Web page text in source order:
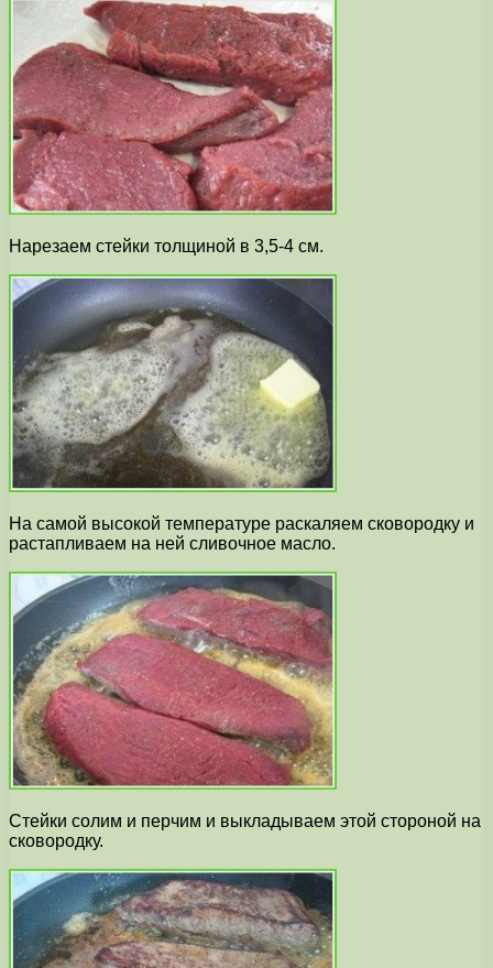
Нарезаем стейки толщиной в 3,5-4 см.
На самой высокой температуре раскаляем сковородку и
растапливаем на ней сливочное масло.
Стейки солим и перчим и выкладываем этой стороной на
сковородку.